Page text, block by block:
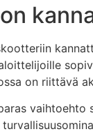
on riittävä